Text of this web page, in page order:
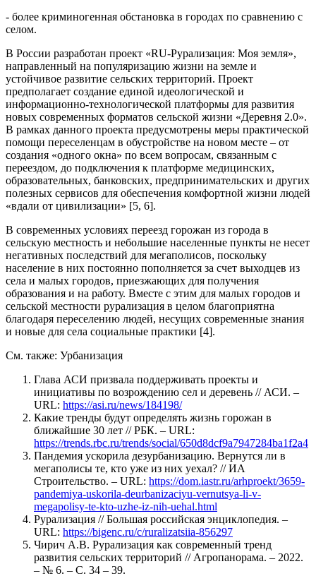
- более криминогенная обстановка в городах по сравнению с
селом.
В России разработан проект «RU-Рурализация: Моя земля»,
направленный на популяризацию жизни на земле и
устойчивое развитие сельских территорий. Проект
предполагает создание единой идеологической и
информационно-технологической платформы для развития
новых современных форматов сельской жизни «Деревня 2.0».
В рамках данного проекта предусмотрены меры практической
помощи переселенцам в обустройстве на новом месте – от
создания «одного окна» по всем вопросам, связанным с
переездом, до подключения к платформе медицинских,
образовательных, банковских, предпринимательских и других
полезных сервисов для обеспечения комфортной жизни людей
«вдали от цивилизации» [5, 6].
В современных условиях переезд горожан из города в
сельскую местность и небольшие населенные пункты не несет
негативных последствий для мегаполисов, поскольку
население в них постоянно пополняется за счет выходцев из
села и малых городов, приезжающих для получения
образования и на работу. Вместе с этим для малых городов и
сельской местности рурализация в целом благоприятна
благодаря переселению людей, несущих современные знания
и новые для села социальные практики [4].
См. также: Урбанизация
Глава АСИ призвала поддерживать проекты и
инициативы по возрождению сел и деревень // АСИ. –
URL: https://asi.ru/news/184198/
Какие тренды будут определять жизнь горожан в
ближайшие 30 лет // РБК. – URL:
https://trends.rbc.ru/trends/social/650d8dcf9a7947284ba1f2a4
Пандемия ускорила дезурбанизацию. Вернутся ли в
мегаполисы те, кто уже из них уехал? // ИА
Строительство. – URL: https://dom.iastr.ru/arhproekt/3659-
pandemiya-uskorila-deurbanizaciyu-vernutsya-li-v-
megapolisy-te-kto-uzhe-iz-nih-uehal.html
Рурализация // Большая российская энциклопедия. –
URL: https://bigenc.ru/c/ruralizatsiia-856297
Чирич А.В. Рурализация как современный тренд
развития сельских территорий // Агропанорама. – 2022.
– № 6. – С. 34 – 39.